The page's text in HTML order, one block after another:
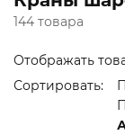
144 товара
Отображать
Сортировать: